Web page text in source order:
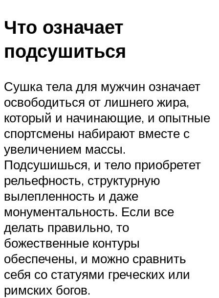
Что означает
подсушиться
Сушка тела для мужчин означает
освободиться от лишнего жира,
который и начинающие, и опытные
спортсмены набирают вместе с
увеличением массы.
Подсушишься, и тело приобретет
рельефность, структурную
вылепленность и даже
монументальность. Если все
делать правильно, то
божественные контуры
обеспечены, и можно сравнить
себя со статуями греческих или
римских богов.